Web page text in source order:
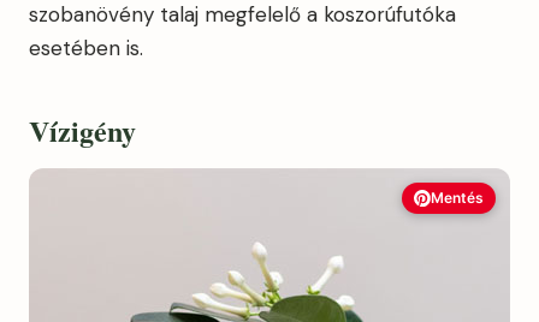
szobanövény talaj megfelelő a koszorúfutóka
esetében is.
Vízigény
Mentés